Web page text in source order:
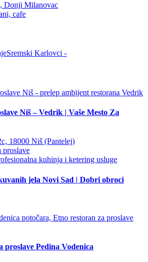
Donji Milanovac
cafe
Sremski Karlovci -
Niš – Vedrik | Vaše Mesto Za
18000 Niš (Pantelej)
proslave
jela Novi Sad | Dobri obroci
proslave Pedina Vodenica